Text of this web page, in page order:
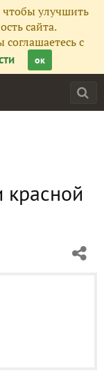
улучшить
сайта.
с
ок